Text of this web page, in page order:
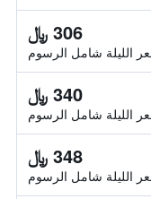
306 ﷼
الليلة شامل الرسوم
340 ﷼
الليلة شامل الرسوم
348 ﷼
الليلة شامل الرسوم